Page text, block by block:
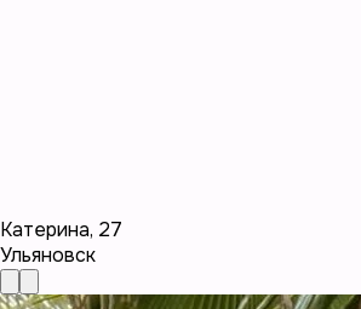
Катерина, 27
Ульяновск